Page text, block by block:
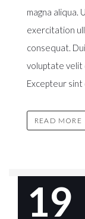
magna aliqua.
exercitation
consequat.
voluptate velit
Excepteur
READ MORE
19